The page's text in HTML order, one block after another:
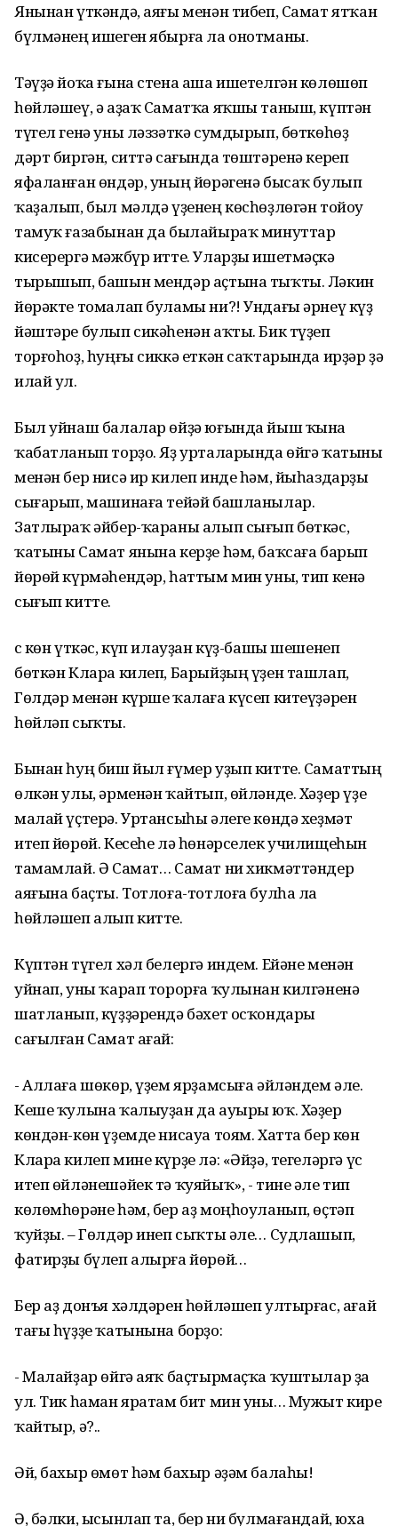
Янынан үткәндә, аяғы менән тибеп, Самат ятҡан
бүлмәнең ишеген ябырға ла онотманы.
Тәүҙә йоҡа ғына стена аша ишетелгән көлөшөп
һөйләшеү, ә аҙаҡ Саматҡа яҡшы таныш, күптән
түгел генә уны ләззәткә сумдырып, бөткөһөҙ
дәрт биргән, ситтә сағында төштәренә кереп
яфаланған өндәр, уның йөрәгенә бысаҡ булып
ҡаҙалып, был мәлдә үҙенең көсһөҙлөгән тойоу
тамуҡ ғазабынан да былайыраҡ минуттар
кисерергә мәжбүр итте. Уларҙы ишетмәҫкә
тырышып, башын мендәр аҫтына тыҡты. Ләкин
йөрәкте томалап буламы ни?! Ундағы әрнеү күҙ
йәштәре булып сикәһенән аҡты. Бик түҙеп
торғоһоҙ, һуңғы сиккә еткән саҡтарында ирҙәр ҙә
илай ул.
Был уйнаш балалар өйҙә юғында йыш ҡына
ҡабатланып торҙо. Яҙ урталарында өйгә ҡатыны
менән бер нисә ир килеп инде һәм, йыһаздарҙы
сығарып, машинаға тейәй башланылар.
Затлыраҡ әйбер-ҡараны алып сығып бөткәс,
ҡатыны Самат янына керҙе һәм, баҡсаға барып
йөрөй күрмәһендәр, һаттым мин уны, тип кенә
сығып китте.
Өс көн үткәс, күп илауҙан күҙ-башы шешенеп
бөткән Клара килеп, Барыйҙың үҙен ташлап,
Гөлдәр менән күрше ҡалаға күсеп китеүҙәрен
һөйләп сыҡты.
Бынан һуң биш йыл ғүмер уҙып китте. Саматтың
өлкән улы, әрменән ҡайтып, өйләнде. Хәҙер үҙе
малай үҫтерә. Уртансыһы әлеге көндә хеҙмәт
итеп йөрөй. Кесеһе лә һөнәрселек училищеһын
тамамлай. Ә Самат… Самат ни хикмәттәндер
аяғына баҫты. Тотлоға-тотлоға булһа ла
һөйләшеп алып китте.
Күптән түгел хәл белергә индем. Ейәне менән
уйнап, уны ҡарап торорға ҡулынан килгәненә
шатланып, күҙҙәрендә бәхет осҡондары
сағылған Самат ағай:
- Аллаға шөкөр, үҙем ярҙамсыға әйләндем әле.
Кеше ҡулына ҡалыуҙан да ауыры юҡ. Хәҙер
көндән-көн үҙемде нисауа тоям. Хатта бер көн
Клара килеп мине күрҙе лә: «Әйҙә, тегеләргә үс
итеп өйләнешәйек тә ҡуяйыҡ», - тине әле тип
көлөмһөрәне һәм, бер аҙ моңһоуланып, өҫтәп
ҡуйҙы. – Гөлдәр инеп сыҡты әле… Судлашып,
фатирҙы бүлеп алырға йөрөй…
Бер аҙ донъя хәлдәрен һөйләшеп ултырғас, ағай
тағы һүҙҙе ҡатынына борҙо:
- Малайҙар өйгә аяҡ баҫтырмаҫҡа ҡуштылар ҙа
ул. Тик һаман яратам бит мин уны… Мужыт кире
ҡайтыр, ә?..
Әй, бахыр өмөт һәм бахыр әҙәм балаһы!
Ә, бәлки, ысынлап та, бер ни булмағандай, юха